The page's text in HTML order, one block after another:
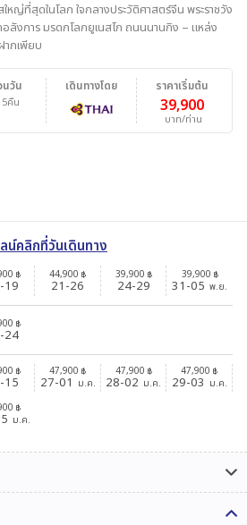
หญ่ที่สุดในโลก ใจกลางประวัติศาสตร์จีน พระราชวัง
ลังการ มรดกโลกยูเนสโก ถนนนานกิง – แหล่ง
กเพียบ
นวัน
คืน
ราคาเริ่มต้น
39,900
บาท/ท่าน
เดินทางโดย
น์คลิกที่วันเดินทาง
฿
19
44,900 ฿
21-26
39,900 ฿
24-29
39,900 ฿
31-05 พ.ย.
฿
24
฿
15
47,900 ฿
27-01 ม.ค.
47,900 ฿
28-02 ม.ค.
47,900 ฿
29-03 ม.ค.
฿
ม.ค.